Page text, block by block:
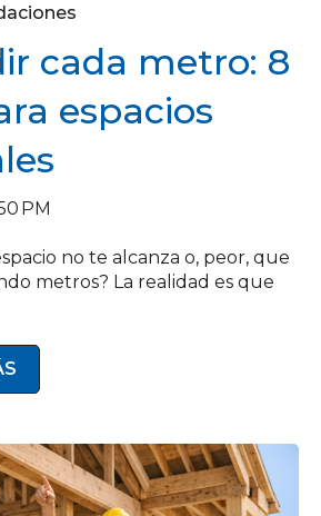
cada metro: 8
espacios
PM
no te alcanza o, peor, que
metros? La realidad es que